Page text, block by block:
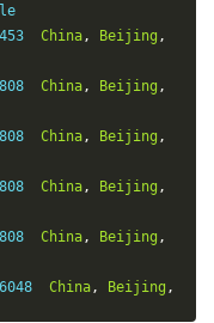
China, Beijing ,
China, Beijing ,
China, Beijing ,
China, Beijing ,
China, Beijing ,
China, Beijing ,